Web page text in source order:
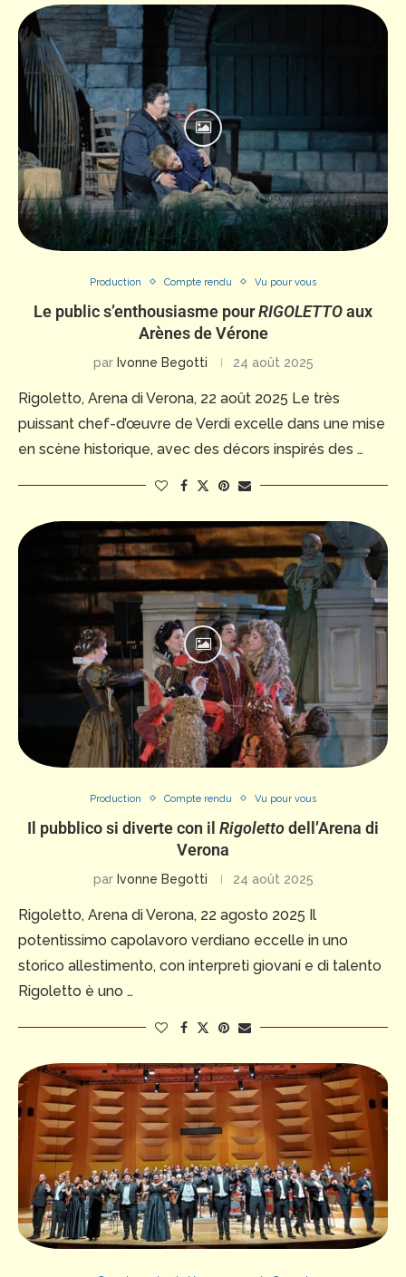
Production Compte rendu Vu pour vous
Le public s’enthousiasme pourRIGOLETTOaux
Arènes de Vérone
par Ivonne Begotti 24 août 2025
Rigoletto, Arena di Verona, 22 août 2025 Le très
puissant chef-d’œuvre de Verdi excelle dans une mise
en scène historique, avec des décors inspirés des …
Production Compte rendu Vu pour vous
Il pubblico si diverte con il Rigolettodell’Arena di
Verona
par Ivonne Begotti 24 août 2025
Rigoletto, Arena di Verona, 22 agosto 2025 Il
potentissimo capolavoro verdiano eccelle in uno
storico allestimento, con interpreti giovani e di talento
Rigoletto è uno …